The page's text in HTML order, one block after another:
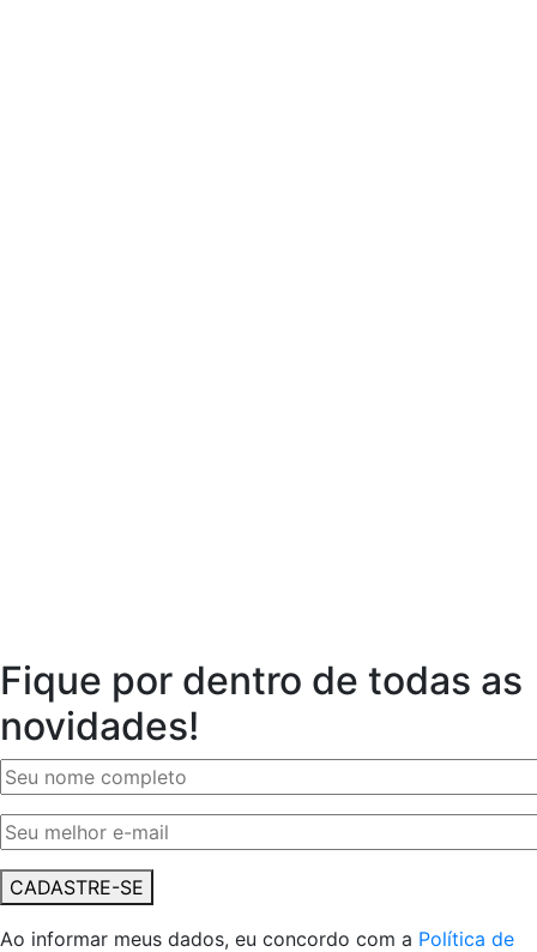
Fique por dentro de todas as
novidades!
CADASTRE-SE
Ao informar meus dados, eu concordo com a Política de